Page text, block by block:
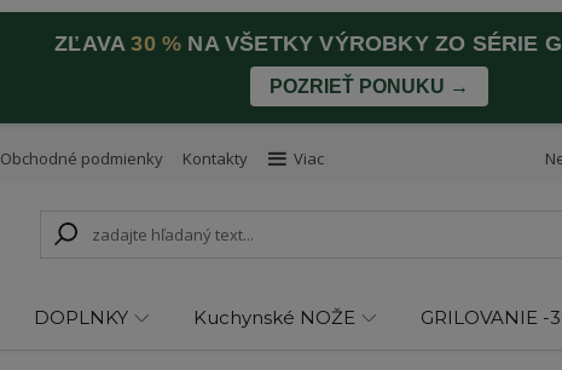
ZĽAVA30 % NA VŠETKY VÝROBKY ZO SÉRIE
POZRIEŤ PONUKU →
Obchodné podmienky Kontakty Viac
DOPLNKY Kuchynské NOŽE GRILOVANIE -